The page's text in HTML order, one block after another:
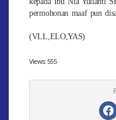
permohonan maaf pun
(VLL,ELO,YAS)
Views: 555